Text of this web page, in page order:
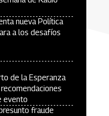
nueva Política
a los desafíos
de la Esperanza
evento
fraude